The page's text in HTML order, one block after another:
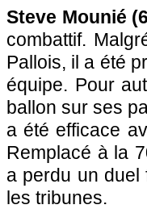
Steve Mounié
combattif.
Pallois, il a été
équipe. Pour
ballon sur ses
a été efficace
Remplacé à la
a perdu un duel
les tribunes.